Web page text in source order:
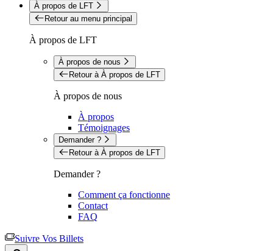
À propos de LFT
Retour au menu principal
À propos de LFT
À propos de nous
Retour à À propos de LFT
À propos de nous
À propos
Témoignages
Demander ?
Retour à À propos de LFT
Demander ?
Comment ça fonctionne
Contact
FAQ
Suivre Vos Billets